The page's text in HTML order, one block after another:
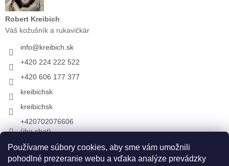
Používame súbory cookies, aby sme vám umožnili
pohodlné prezeranie webu a vďaka analýze prevádzky
Robert Kreibich
Váš kožušník a rukavičkár
info@kreibich.sk
+420 224 222 522
+420 606 177 377
kreibichsk
kreibichsk
+420702076606
(iba chat)
Prijímame online platby